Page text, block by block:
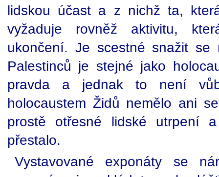
lidskou účast a z nichž ta,
vyžaduje rovněž aktivitu,
ukončení. Je scestné snažit se
Palestinců je stejné jako
pravda a jednak to není
holocaustem Židů nemělo ani
prostě otřesné lidské utrpení
přestalo.
Vystavované exponáty se